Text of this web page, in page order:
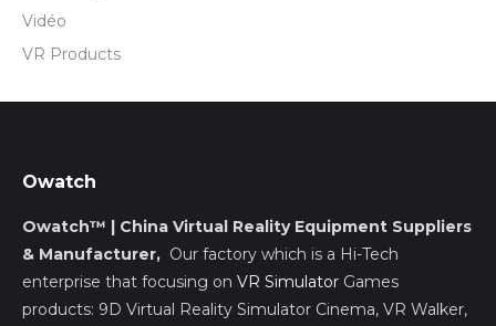
Vidéo
VR Products
Owatch
Owatch™ | China Virtual Reality Equipment Suppliers
& Manufacturer, Our factory which is a Hi-Tech
enterprise that focusing on VR Simulator Games
products: 9D Virtual Reality Simulator Cinema, VR Walker,